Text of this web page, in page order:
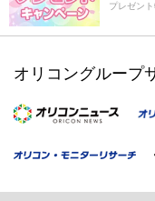
プレゼン
オリコングループ